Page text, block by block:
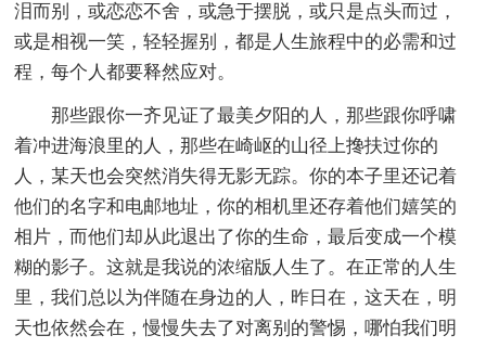
泪而别，或恋恋不舍，或急于摆脱，或只是点头而过，
或是相视一笑，轻轻握别，都是人生旅程中的必需和过
程，每个人都要释然应对。
那些跟你一齐见证了最美夕阳的人，那些跟你呼啸
着冲进海浪里的人，那些在崎岖的山径上搀扶过你的
人，某天也会突然消失得无影无踪。你的本子里还记着
他们的名字和电邮地址，你的相机里还存着他们嬉笑的
相片，而他们却从此退出了你的生命，最后变成一个模
糊的影子。这就是我说的浓缩版人生了。在正常的人生
里，我们总以为伴随在身边的人，昨日在，这天在，明
天也依然会在，慢慢失去了对离别的警惕，哪怕我们明